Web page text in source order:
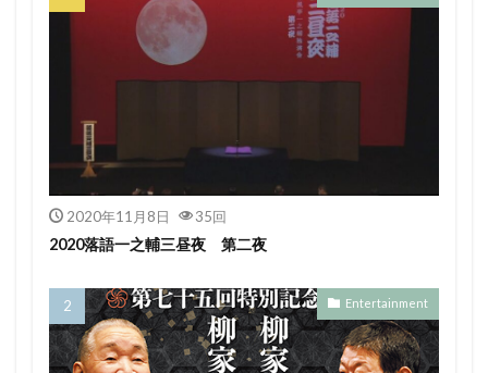
2020年11月8日 35回
2020落語一之輔三昼夜 第二夜
Entertainment